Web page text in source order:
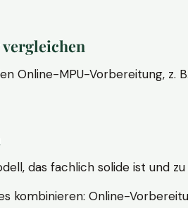
Online-MPU-Vorbereitung, z. B.
das fachlich solide ist und
kombinieren: Online-